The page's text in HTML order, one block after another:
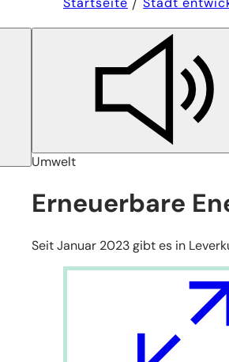
Umwelt
Erneuerbare
Seit Januar 2023 gibt es in